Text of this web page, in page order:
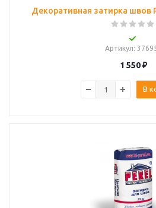
Декоративная затирка швов
Артикул:
1 550₽
В